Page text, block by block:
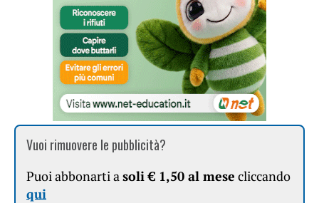
Vuoi rimuovere le pubblicità?
Puoi abbonarti a soli € 1,50 al mese cliccando
qui